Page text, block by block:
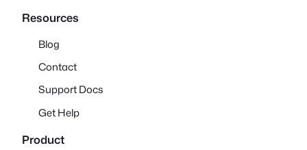
Resources
Blog
Contact
Support Docs
Get Help
Product